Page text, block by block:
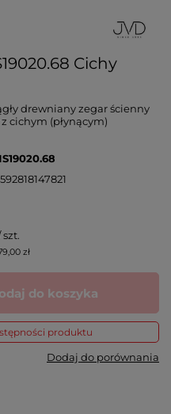
Cichy
drewniany zegar ścienny
cichym (płynącym)
szt.
zł
do koszyka
produktu
Dodaj do porównania